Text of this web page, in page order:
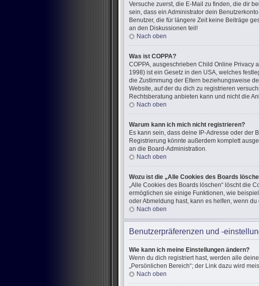
Versuche zuerst, die E-Mail zu finden, die dir
sein, dass ein Administrator dein
Benutzer, die für längere Zeit keine Beiträge
an den Diskussionen teil!
Nach oben
Was ist COPPA?
COPPA, ausgeschrieben Child Online Privacy
1998) ist ein Gesetz in den USA, welches
die Zustimmung der Eltern beziehungsweise
Website, auf der du dich zu registrieren
Rechtsberatung anbieten kann und nicht die
Nach oben
Warum kann ich mich nicht registrieren?
Es kann sein, dass deine IP-Adresse oder der
Registrierung könnte außerdem komplett
an die Board-Administration.
Nach oben
Wozu ist die „Alle Cookies des Boards
„Alle Cookies des Boards löschen“ löscht die
ermöglichen sie einige Funktionen, wie
oder Abmeldung hast, kann es helfen, wenn
Nach oben
Benutzerpräferenzen und -
Wie kann ich meine Einstellungen ändern?
Wenn du dich registriert hast, werden alle
„Persönlichen Bereich“; der Link dazu wird
Nach oben